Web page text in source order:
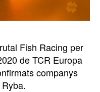
Fish Racing per
de TCR Europa
companys